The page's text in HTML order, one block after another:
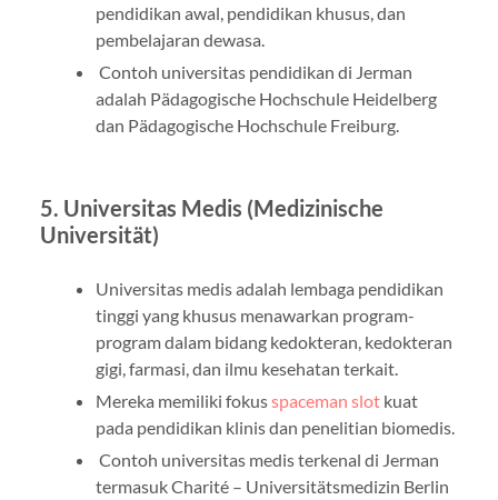
pendidikan awal, pendidikan khusus, dan
pembelajaran dewasa.
Contoh universitas pendidikan di Jerman
adalah Pädagogische Hochschule Heidelberg
dan Pädagogische Hochschule Freiburg.
5. Universitas Medis (Medizinische
Universität)
Universitas medis adalah lembaga pendidikan
tinggi yang khusus menawarkan program-
program dalam bidang kedokteran, kedokteran
gigi, farmasi, dan ilmu kesehatan terkait.
Mereka memiliki fokusspaceman slotkuat
pada pendidikan klinis dan penelitian biomedis.
Contoh universitas medis terkenal di Jerman
termasuk Charité – Universitätsmedizin Berlin